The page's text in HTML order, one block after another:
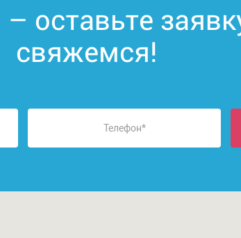
– оставьте
свяжемся!